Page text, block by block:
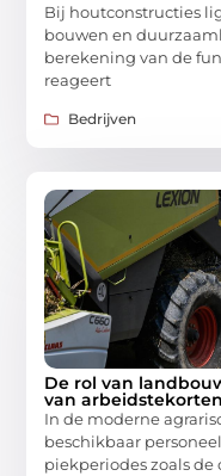
Bij houtconstructies
bouwen en
berekening van de
reageert
Bedrijven
De rol van
van arbeidstekorten
In de moderne
beschikbaar
piekperiodes zoals